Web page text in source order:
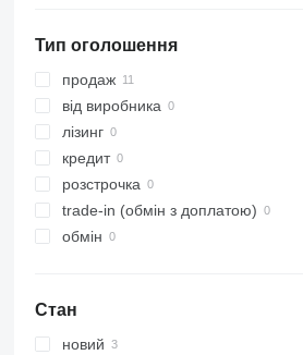
Тип оголошення
продаж
від виробника
лізинг
кредит
розстрочка
trade-in (обмін з доплатою)
обмін
Стан
новий